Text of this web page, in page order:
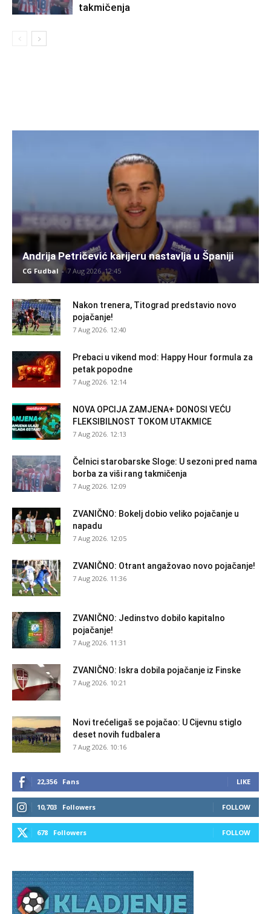
takmičenja
Andrija Petričević karijeru nastavlja u Španiji
CG Fudbal - 7 Aug 2026. 12:45
Nakon trenera, Titograd predstavio novo
pojačanje!
7 Aug 2026. 12:40
Prebaci u vikend mod: Happy Hour formula za
petak popodne
7 Aug 2026. 12:14
NOVA OPCIJA ZAMJENA+ DONOSI VEĆU
FLEKSIBILNOST TOKOM UTAKMICE
7 Aug 2026. 12:13
Čelnici starobarske Sloge: U sezoni pred nama
borba za viši rang takmičenja
7 Aug 2026. 12:09
ZVANIČNO: Bokelj dobio veliko pojačanje u
napadu
7 Aug 2026. 12:05
ZVANIČNO: Otrant angažovao novo pojačanje!
7 Aug 2026. 11:36
ZVANIČNO: Jedinstvo dobilo kapitalno
pojačanje!
7 Aug 2026. 11:31
ZVANIČNO: Iskra dobila pojačanje iz Finske
7 Aug 2026. 10:21
Novi trećeligaš se pojačao: U Cijevnu stiglo
deset novih fudbalera
7 Aug 2026. 10:16
22,356 Fans LIKE
10,703 Followers FOLLOW
678 Followers FOLLOW